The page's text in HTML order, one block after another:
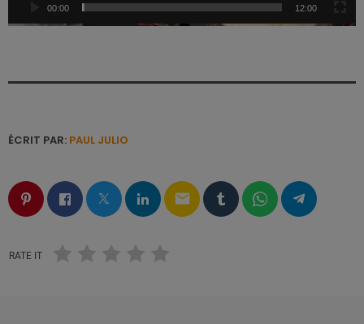
00:00 12:00
ÉCRIT PAR: PAUL JULIO
email
RATE IT